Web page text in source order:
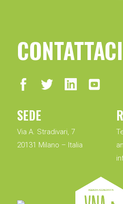
CONTATTACI
SEDE
Via A. Stradivari, 7
20131 Milano – Italia